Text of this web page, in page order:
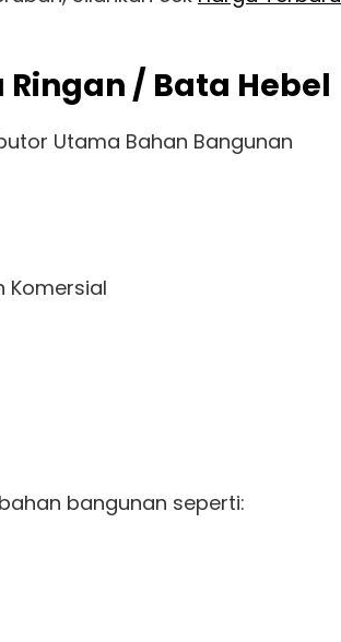
/ Bata Hebel
Utama Bahan Bangunan
Komersial
bangunan seperti: